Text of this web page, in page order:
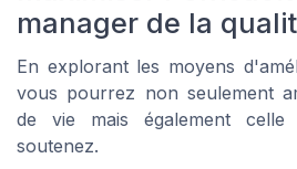
manager de la
En explorant les moyens
vous pourrez non seulement
de vie mais également
soutenez.